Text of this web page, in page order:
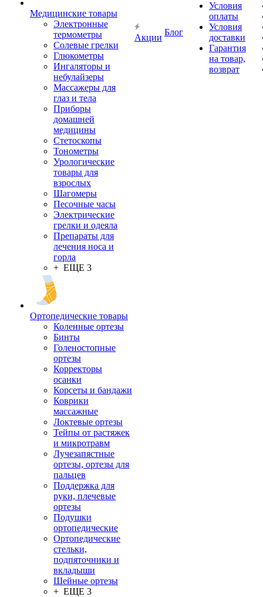
Медицинские товары
Электронные
термометры
Cолевые грелки
Глюкометры
Ингаляторы и
небулайзеры
Массажеры для
глаз и тела
Приборы
домашней
медицины
Стетоскопы
Тонометры
Урологические
товары для
взрослых
Шагомеры
Песочные часы
Электрические
грелки и одеяла
Препараты для
лечения носа и
горла
+ ЕЩЕ 3
Ортопедические товары
Коленные ортезы
Бинты
Голеностопные
ортезы
Корректоры
осанки
Корсеты и бандажи
Коврики
массажные
Локтевые ортезы
Тейпы от растяжек
и микротравм
Лучезапястные
ортезы, ортезы для
пальцев
Поддержка для
руки, плечевые
ортезы
Подушки
ортопедические
Ортопедические
стельки,
подпяточники и
вкладыши
Шейные ортезы
+ ЕЩЕ 3
Акции
Блог
Условия
оплаты
Условия
доставки
Гарантия
на товар,
возврат